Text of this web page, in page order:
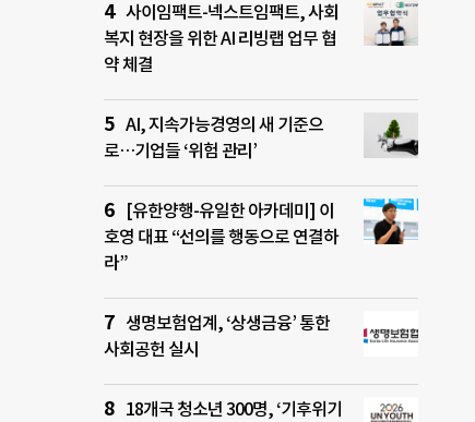
사이임팩트-넥스트임팩트, 사회
복지 현장을 위한 AI 리빙랩 업무 협
약 체결
AI, 지속가능경영의 새 기준으
로…기업들 ‘위험 관리’
[유한양행-유일한 아카데미] 이
호영 대표 “선의를 행동으로 연결하
라”
생명보험업계, ‘상생금융’ 통한
사회공헌 실시
18개국 청소년 300명, ‘기후위기